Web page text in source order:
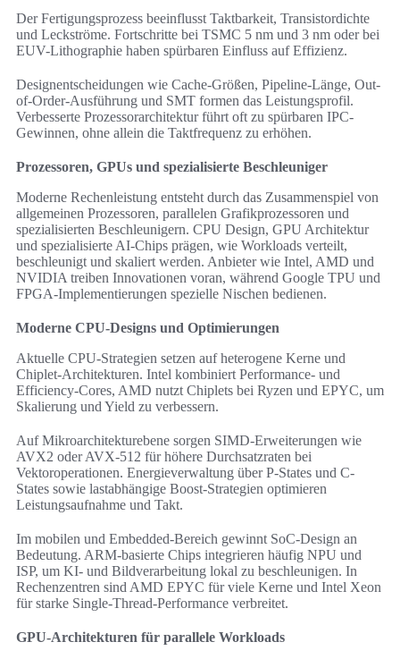
Der Fertigungsprozess beeinflusst Taktbarkeit, Transistordichte
und Leckströme. Fortschritte bei TSMC 5 nm und 3 nm oder bei
EUV-Lithographie haben spürbaren Einfluss auf Effizienz.
Designentscheidungen wie Cache-Größen, Pipeline-Länge, Out-
of-Order-Ausführung und SMT formen das Leistungsprofil.
Verbesserte Prozessorarchitektur führt oft zu spürbaren IPC-
Gewinnen, ohne allein die Taktfrequenz zu erhöhen.
Prozessoren, GPUs und spezialisierte Beschleuniger
Moderne Rechenleistung entsteht durch das Zusammenspiel von
allgemeinen Prozessoren, parallelen Grafikprozessoren und
spezialisierten Beschleunigern. CPU Design, GPU Architektur
und spezialisierte AI-Chips prägen, wie Workloads verteilt,
beschleunigt und skaliert werden. Anbieter wie Intel, AMD und
NVIDIA treiben Innovationen voran, während Google TPU und
FPGA-Implementierungen spezielle Nischen bedienen.
Moderne CPU-Designs und Optimierungen
Aktuelle CPU-Strategien setzen auf heterogene Kerne und
Chiplet-Architekturen. Intel kombiniert Performance- und
Efficiency-Cores, AMD nutzt Chiplets bei Ryzen und EPYC, um
Skalierung und Yield zu verbessern.
Auf Mikroarchitekturebene sorgen SIMD-Erweiterungen wie
AVX2 oder AVX-512 für höhere Durchsatzraten bei
Vektoroperationen. Energieverwaltung über P-States und C-
States sowie lastabhängige Boost-Strategien optimieren
Leistungsaufnahme und Takt.
Im mobilen und Embedded-Bereich gewinnt SoC-Design an
Bedeutung. ARM-basierte Chips integrieren häufig NPU und
ISP, um KI- und Bildverarbeitung lokal zu beschleunigen. In
Rechenzentren sind AMD EPYC für viele Kerne und Intel Xeon
für starke Single-Thread-Performance verbreitet.
GPU-Architekturen für parallele Workloads